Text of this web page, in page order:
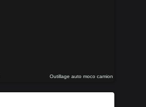
Outillage auto moco camion